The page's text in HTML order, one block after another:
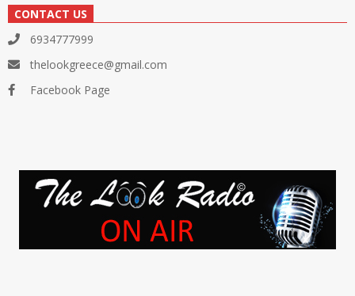
CONTACT US
6934777999
thelookgreece@gmail.com
Facebook Page